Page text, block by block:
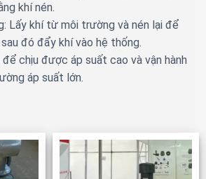
khí nén.
Lấy khí từ môi trường và nén lại để
đó đẩy khí vào hệ thống.
chịu được áp suất cao và vận hành
áp suất lớn.